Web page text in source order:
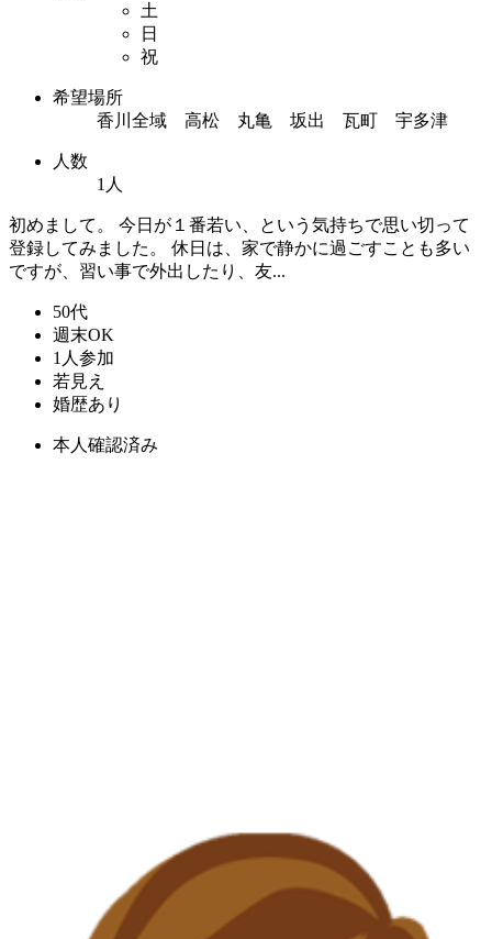
土
日
祝
希望場所
香川全域 高松 丸亀 坂出 瓦町 宇多津
人数
1人
初めまして。 今日が１番若い、という気持ちで思い切って
登録してみました。 休日は、家で静かに過ごすことも多い
ですが、習い事で外出したり、友...
50代
週末OK
1人参加
若見え
婚歴あり
本人確認済み